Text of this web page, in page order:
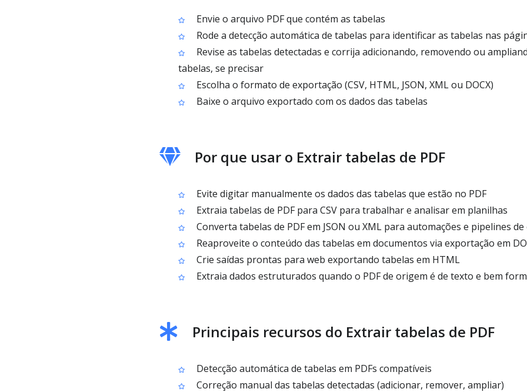
Envie o arquivo PDF que contém as tabelas
Rode a detecção automática de tabelas para identificar as tabelas nas
Revise as tabelas detectadas e corrija adicionando, removendo ou
tabelas, se precisar
Escolha o formato de exportação (CSV, HTML, JSON, XML ou DOCX)
Baixe o arquivo exportado com os dados das tabelas
Por que usar o Extrair tabelas de PDF
Evite digitar manualmente os dados das tabelas que estão no PDF
Extraia tabelas de PDF para CSV para trabalhar e analisar em planilhas
Converta tabelas de PDF em JSON ou XML para automações e pipelines de
Reaproveite o conteúdo das tabelas em documentos via exportação em
Crie saídas prontas para web exportando tabelas em HTML
Extraia dados estruturados quando o PDF de origem é de texto e bem
Principais recursos do Extrair tabelas de PDF
Detecção automática de tabelas em PDFs compatíveis
Correção manual das tabelas detectadas (adicionar, remover, ampliar)